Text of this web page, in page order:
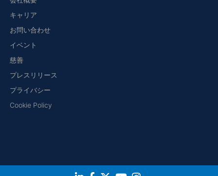
キャリア
お問い合わせ
イベント
慈善
プレスリリース
プライバシー
Cookie Policy